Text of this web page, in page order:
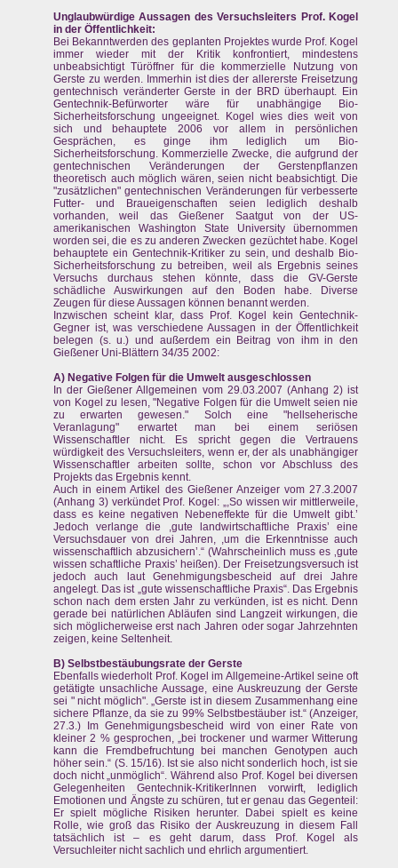
Unglaubwürdige Aussagen des Versuchsleiters Prof. Kogel
in der Öffentlichkeit:
Bei Bekanntwerden des geplanten Projektes wurde Prof. Kogel
immer wieder mit der Kritik konfrontiert, mindestens
unbeabsichtigt Türöffner für die kommerzielle Nutzung von
Gerste zu werden. Immerhin ist dies der allererste Freisetzung
gentechnisch veränderter Gerste in der BRD überhaupt. Ein
Gentechnik-Befürworter wäre für unabhängige Bio-
Sicherheitsforschung ungeeignet. Kogel wies dies weit von
sich und behauptete 2006 vor allem in persönlichen
Gesprächen, es ginge ihm lediglich um Bio-
Sicherheitsforschung. Kommerzielle Zwecke, die aufgrund der
gentechnischen Veränderungen der Gerstenpflanzen
theoretisch auch möglich wären, seien nicht beabsichtigt. Die
"zusätzlichen" gentechnischen Veränderungen für verbesserte
Futter- und Braueigenschaften seien lediglich deshalb
vorhanden, weil das Gießener Saatgut von der US-
amerikanischen Washington State University übernommen
worden sei, die es zu anderen Zwecken gezüchtet habe. Kogel
behauptete ein Gentechnik-Kritiker zu sein, und deshalb Bio-
Sicherheitsforschung zu betreiben, weil als Ergebnis seines
Versuchs durchaus stehen könnte, dass die GV-Gerste
schädliche Auswirkungen auf den Boden habe. Diverse
Zeugen für diese Aussagen können benannt werden.
Inzwischen scheint klar, dass Prof. Kogel kein Gentechnik-
Gegner ist, was verschiedene Aussagen in der Öffentlichkeit
belegen (s. u.) und außerdem ein Beitrag von ihm in den
Gießener Uni-Blättern 34/35 2002:
A) Negative Folgen für die Umwelt ausgeschlossen
In der Gießener Allgemeinen vom 29.03.2007 (Anhang 2) ist
von Kogel zu lesen, "Negative Folgen für die Umwelt seien nie
zu erwarten gewesen." Solch eine "hellseherische
Veranlagung" erwartet man bei einem seriösen
Wissenschaftler nicht. Es spricht gegen die Vertrauens
würdigkeit des Versuchsleiters, wenn er, der als unabhängiger
Wissenschaftler arbeiten sollte, schon vor Abschluss des
Projekts das Ergebnis kennt.
Auch in einem Artikel des Gießener Anzeiger vom 27.3.2007
(Anhang 3) verkündet Prof. Kogel: „,So wissen wir mittlerweile,
dass es keine negativen Nebeneffekte für die Umwelt gibt.’
Jedoch verlange die ,gute landwirtschaftliche Praxis’ eine
Versuchsdauer von drei Jahren, ,um die Erkenntnisse auch
wissenschaftlich abzusichern’.“ (Wahrscheinlich muss es ‚gute
wissen schaftliche Praxis’ heißen). Der Freisetzungsversuch ist
jedoch auch laut Genehmigungsbescheid auf drei Jahre
angelegt. Das ist „gute wissenschaftliche Praxis“. Das Ergebnis
schon nach dem ersten Jahr zu verkünden, ist es nicht. Denn
gerade bei natürlichen Abläufen sind Langzeit wirkungen, die
sich möglicherweise erst nach Jahren oder sogar Jahrzehnten
zeigen, keine Seltenheit.
B) Selbstbestäubungsrate der Gerste
Ebenfalls wiederholt Prof. Kogel im Allgemeine-Artikel seine oft
getätigte unsachliche Aussage, eine Auskreuzung der Gerste
sei " nicht möglich". „Gerste ist in diesem Zusammenhang eine
sichere Pflanze, da sie zu 99% Selbstbestäuber ist.“ (Anzeiger,
27.3.) Im Genehmigungsbescheid wird von einer Rate von
kleiner 2 % gesprochen, „bei trockener und warmer Witterung
kann die Fremdbefruchtung bei manchen Genotypen auch
höher sein.“ (S. 15/16). Ist sie also nicht sonderlich hoch, ist sie
doch nicht „unmöglich“. Während also Prof. Kogel bei diversen
Gelegenheiten Gentechnik-KritikerInnen vorwirft, lediglich
Emotionen und Ängste zu schüren, tut er genau das Gegenteil:
Er spielt mögliche Risiken herunter. Dabei spielt es keine
Rolle, wie groß das Risiko der Auskreuzung in diesem Fall
tatsächlich ist – es geht darum, dass Prof. Kogel als
Versuchleiter nicht sachlich und ehrlich argumentiert.